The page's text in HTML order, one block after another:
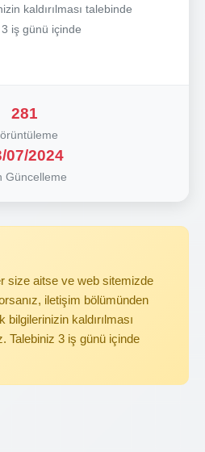
kaldırılması talebinde
iş günü içinde
281
07/2024
Güncelleme
size aitse ve web sitemizde
iletişim bölümünden
kaldırılması
Talebiniz 3 iş günü içinde